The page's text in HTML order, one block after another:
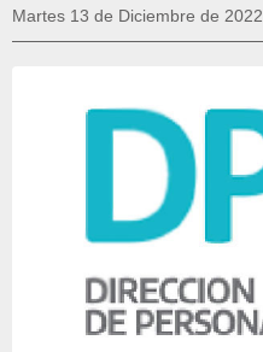
Martes 13 de Diciembre de 2022